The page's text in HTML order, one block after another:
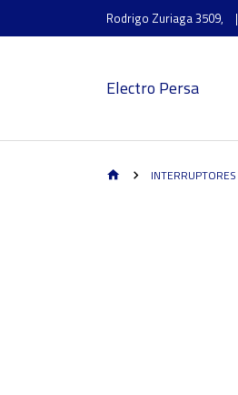
Rodrigo Zuriaga 3509, |
Electro Persa
INTERRUPTORES